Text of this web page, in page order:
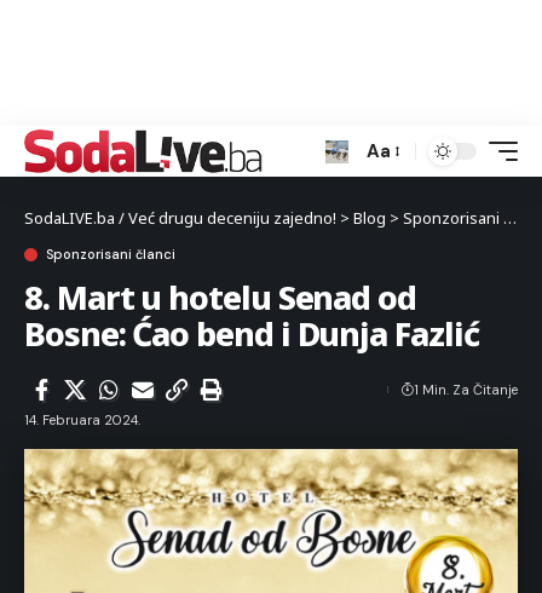
Aa
SodaLIVE.ba / Već drugu deceniju zajedno! > Blog > Sponzorisani članci
Sponzorisani članci
8. Mart u hotelu Senad od
Bosne: Ćao bend i Dunja Fazlić
14. Februara 2024.
1 Min. Za Čitanje